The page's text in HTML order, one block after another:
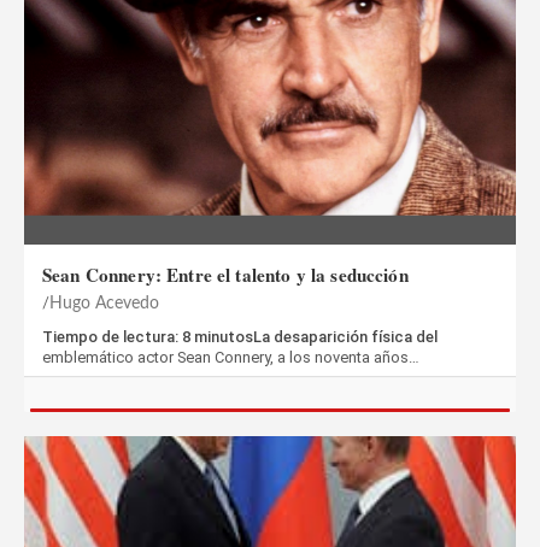
Sean Connery: Entre el talento y la seducción
Hugo Acevedo
Tiempo de lectura: 8 minutosLa desaparición física del
emblemático actor Sean Connery, a los noventa años…